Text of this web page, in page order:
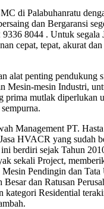
di Palabuhanratu
dan Bergaransi
9336 8044 . Untuk segala
cepat, tepat, akurat
alat penting pendukung
Mesin-mesin Industri,
prima mutlak diperlukan
Management PT.
HVACR yang sudah
berdiri sejak Tahun
sekali Project,
Mesin Pendingin dan
Besar dan Ratusan
kategori Residential